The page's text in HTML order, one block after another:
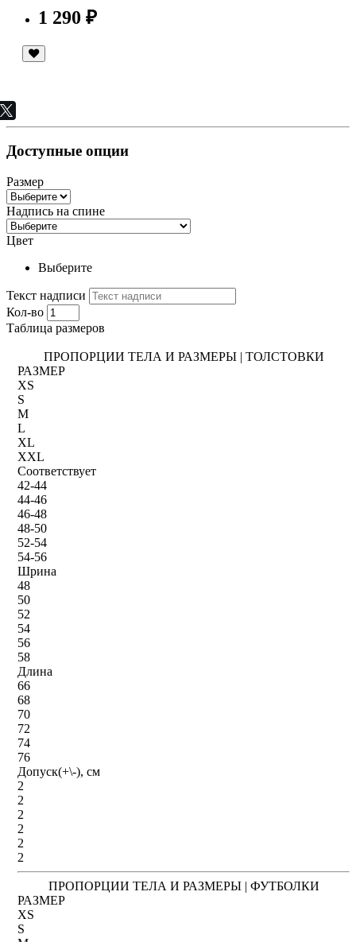
1 290 ₽
Доступные опции
Размер
Надпись на спине
Цвет
Выберите
Текст надписи
Кол-во
Таблица размеров
ПРОПОРЦИИ ТЕЛА И РАЗМЕРЫ | ТОЛСТОВКИ
РАЗМЕР
XS
S
M
L
XL
XXL
Соответствует
42-44
44-46
46-48
48-50
52-54
54-56
Шрина
48
50
52
54
56
58
Длина
66
68
70
72
74
76
Допуск(+\-), см
2
2
2
2
2
2
ПРОПОРЦИИ ТЕЛА И РАЗМЕРЫ | ФУТБОЛКИ
РАЗМЕР
XS
S